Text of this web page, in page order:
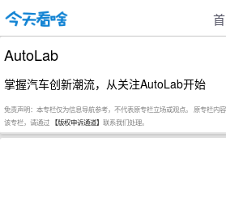
AutoLab
掌握汽车创新潮流，从关注AutoLab开始
免责声明：本专栏仅为信息导航参考，不代表原专栏立场或观点。 原专栏内
该专栏，请通过 【版权申诉通道】 联系我们处理。